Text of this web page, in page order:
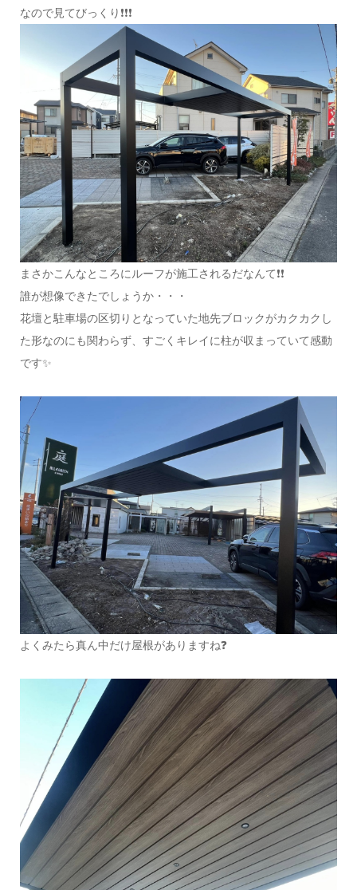
なので見てびっくり❗❗❗
まさかこんなところにルーフが施工されるだなんて❗❗
誰が想像できたでしょうか・・・
花壇と駐車場の区切りとなっていた地先ブロックがカクカクし
た形なのにも関わらず、すごくキレイに柱が収まっていて感動
です✨
よくみたら真ん中だけ屋根がありますね❓